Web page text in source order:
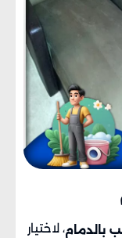
بالدمام، لاختيار